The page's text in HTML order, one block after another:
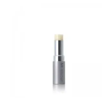
解決(*1)する「リップトリートメン
均一な質感に整った唇にのせること
でより美しく色づく「クリアカラー
み物の水分を取り込んでリップの密